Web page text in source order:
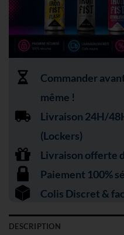
Commander
même !
Livraison 24H/
(Lockers)
Livraison offerte
Paiement 100%
Colis Discret &
DESCRIPTION